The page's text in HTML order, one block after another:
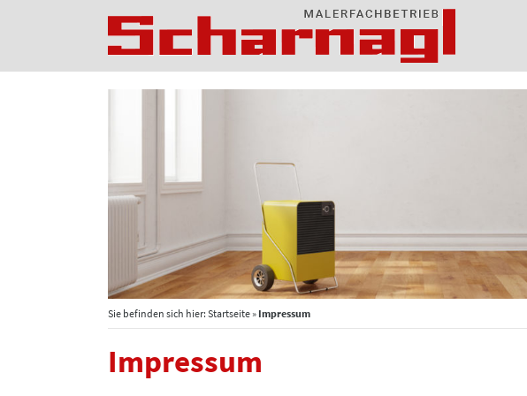
Sie befinden sich hier: Startseite» Impressum
Impressum